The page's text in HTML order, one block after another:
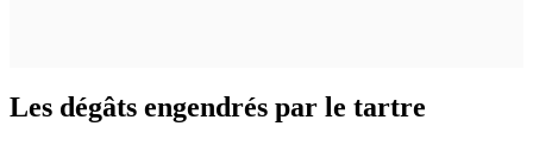
Les dégâts engendrés par le tartre